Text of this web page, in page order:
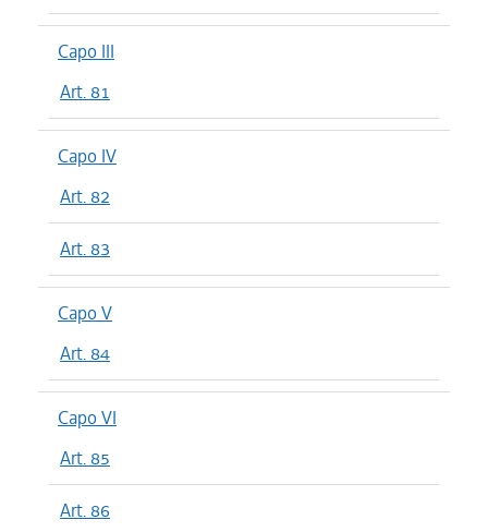
Capo III
Art. 81
Capo IV
Art. 82
Art. 83
Capo V
Art. 84
Capo VI
Art. 85
Art. 86